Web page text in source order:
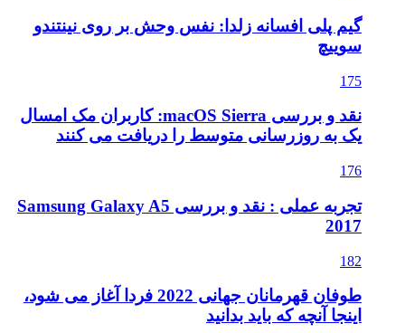
گیم پلی افسانه زلدا: نفس وحش بر روی نینتندو
سوییچ
175
نقد و بررسی macOS Sierra: کاربران مک امسال
یک به روزرسانی متوسط را دریافت می کنند
176
تجربه عملی : نقد و بررسی Samsung Galaxy A5
2017
182
طوفان قهرمانان جهانی 2022 فردا آغاز می شود،
اینجا آنچه که باید بدانید